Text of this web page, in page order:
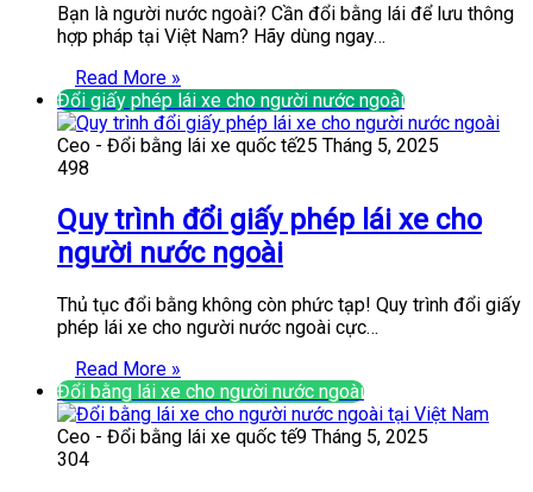
Bạn là người nước ngoài? Cần đổi bằng lái để lưu thông
hợp pháp tại Việt Nam? Hãy dùng ngay…
Read More »
Đổi giấy phép lái xe cho người nước ngoài
Ceo - Đổi bằng lái xe quốc tế25 Tháng 5, 2025
498
Quy trình đổi giấy phép lái xe cho
người nước ngoài
Thủ tục đổi bằng không còn phức tạp! Quy trình đổi giấy
phép lái xe cho người nước ngoài cực…
Read More »
Đổi bằng lái xe cho người nước ngoài
Ceo - Đổi bằng lái xe quốc tế9 Tháng 5, 2025
304